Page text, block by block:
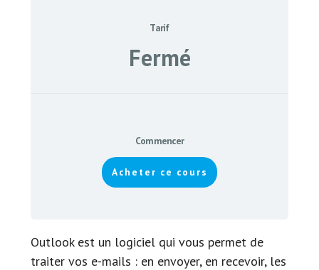
Tarif
Fermé
Commencer
Acheter ce cours
Outlook est un logiciel qui vous permet de
traiter vos e-mails : en envoyer, en recevoir, les